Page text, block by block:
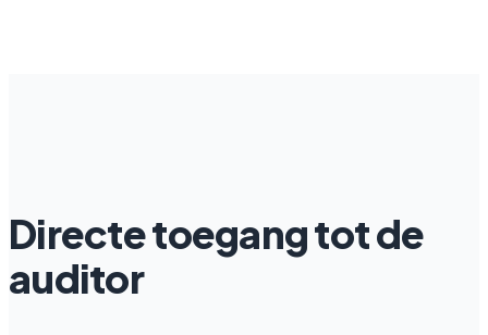
Directe toegang tot de
auditor